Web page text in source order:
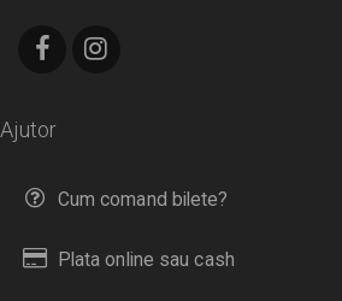
Ajutor
Cum comand bilete?
Plata online sau cash